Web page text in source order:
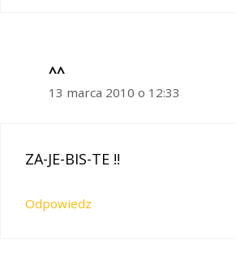
^^
13 marca 2010 o 12:33
ZA-JE-BIS-TE !!
Odpowiedz